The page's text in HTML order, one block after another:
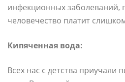
инфекционных заболеваний,
человечество платит
Кипяченная вода:
Всех нас с детства приучали